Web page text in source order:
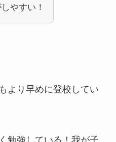
やすい！
より早めに登校してい